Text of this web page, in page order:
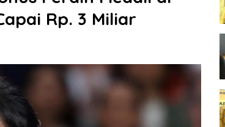
Rp. 3 Miliar